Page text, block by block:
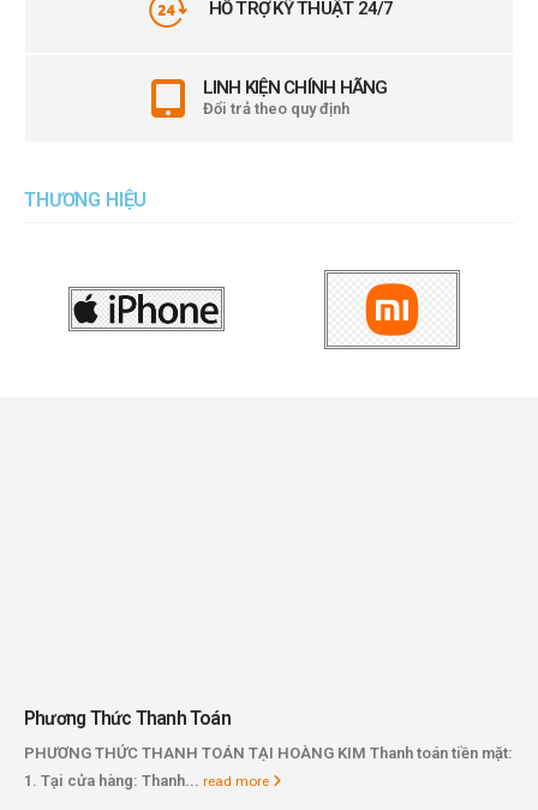
HỖ TRỢ KỸ THUẬT 24/7
LINH KIỆN CHÍNH HÃNG
Đổi trả theo quy định
THƯƠNG HIỆU
Phương Thức Thanh Toán
PHƯƠNG THỨC THANH TOÁN TẠI HOÀNG KIM Thanh toán tiền mặt:
1. Tại cửa hàng: Thanh... read more